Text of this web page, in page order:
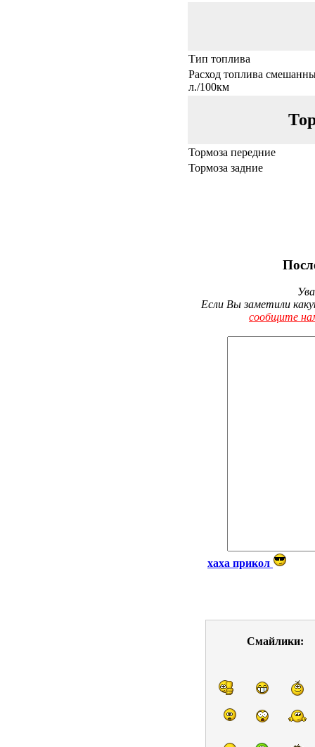
Тип топлива
Расход топлива
л./100км
Тормоза передние
Тормоза задние
Если Вы заметили
сообщите
хаха прикол
Смайлики: